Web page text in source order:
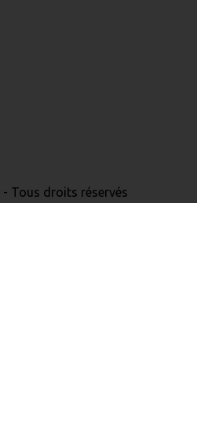
- Tous droits réservés